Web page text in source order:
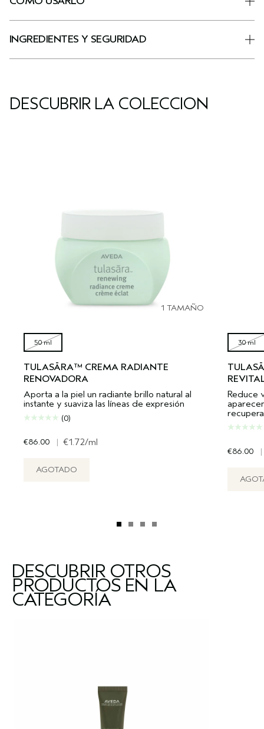
INGREDIENTES Y SEGURIDAD
DESCUBRIR LA COLECCIÓN
1 TAMAÑO
50 ml
TULASĀRA™ CREMA RADIANTE
RENOVADORA
Aporta a la piel un radiante brillo natural al
instante y suaviza las líneas de expresión
(0)
€86.00 | €1.72/ml
AGOTADO
30 ml
Reduce
€86.00 |
DESCUBRIR OTROS
PRODUCTOS EN LA
CATEGORÍA